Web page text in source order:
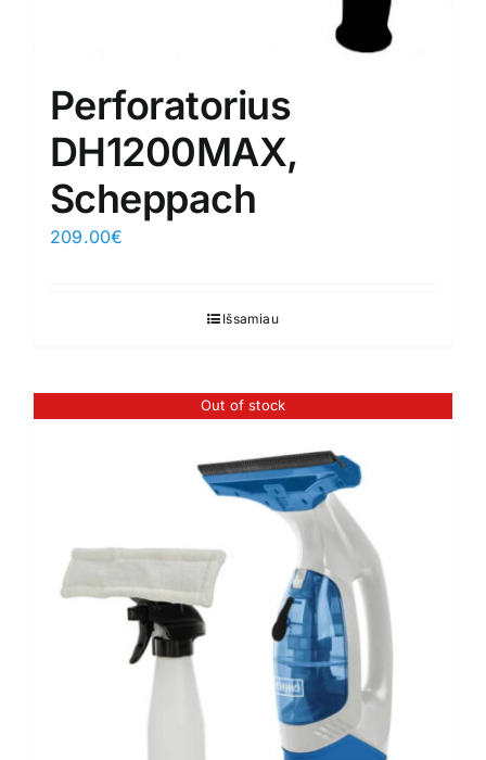
Perforatorius
DH1200MAX,
Scheppach
209.00€
Išsamiau
Out of stock